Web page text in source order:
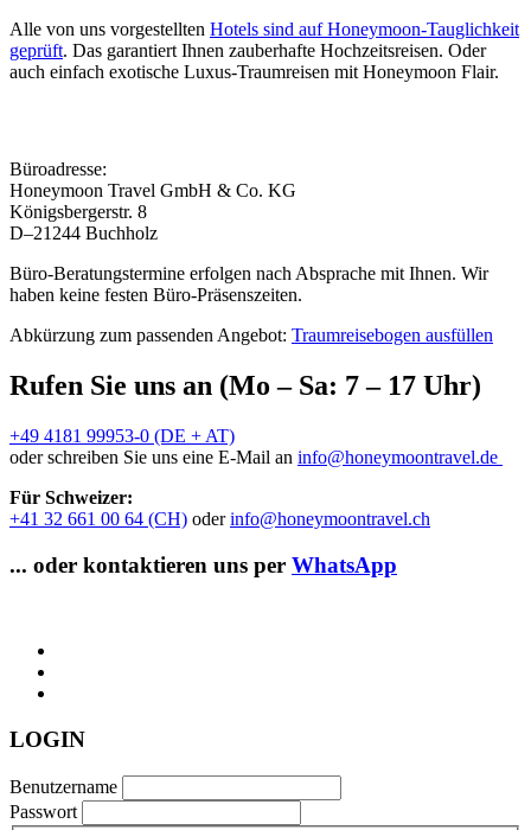
Alle von uns vorgestellten Hotels sind auf Honeymoon-Tauglichkeit
geprüft. Das garantiert Ihnen zauberhafte Hochzeitsreisen. Oder
auch einfach exotische Luxus-Traumreisen mit Honeymoon Flair.
Büroadresse:
Honeymoon Travel GmbH & Co. KG
Königsbergerstr. 8
D–21244 Buchholz
Büro-Beratungstermine erfolgen nach Absprache mit Ihnen. Wir
haben keine festen Büro-Präsenszeiten.
Abkürzung zum passenden Angebot: Traumreisebogen ausfüllen
Rufen Sie uns an (Mo – Sa: 7 – 17 Uhr)
+49 4181 99953-0 (DE + AT)
oder schreiben Sie uns eine E-Mail an info@honeymoontravel.de
Für Schweizer:
+41 32 661 00 64 (CH) oderinfo@honeymoontravel.ch
... oder kontaktieren uns per WhatsApp
LOGIN
Benutzername
Passwort